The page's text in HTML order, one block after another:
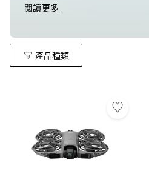
供獨特的視角。航拍機廣泛應用於
觀眾猶如置身於天空之中。
閱讀更多
產品種類